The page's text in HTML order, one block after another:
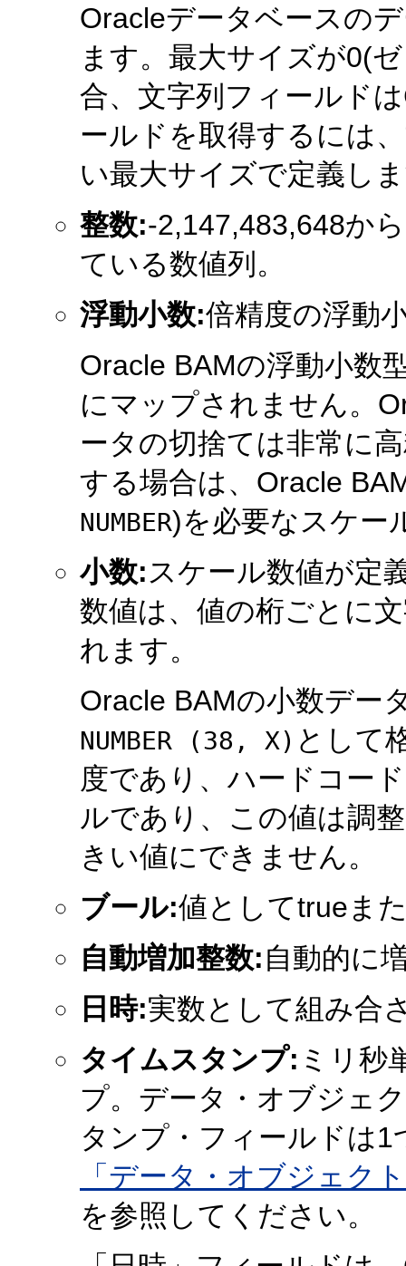
Oracleデータベースの
ます。最大サイズが0(
合、文字列フィールド
ールドを取得するには
い最大サイズで定義し
整数:-2,147,483,648か
ている数値列。
浮動小数:倍精度の浮動
Oracle BAMの浮動小数
にマップされません。
ータの切捨ては非常に
する場合は、Oracle
NUMBER)を必要なスケー
小数:スケール数値が定
数値は、値の桁ごとに
れます。
Oracle BAMの小数デー
NUMBER (38, X) として
度であり、ハードコー
ルであり、この値は調
きい値にできません。
ブール:値としてtrueま
自動増加整数:自動的に
日時:実数として組み合
タイムスタンプ: ミリ秒
プ。データ・オブジェ
タンプ・フィールドは
「データ・オブジェク
を参照してください。